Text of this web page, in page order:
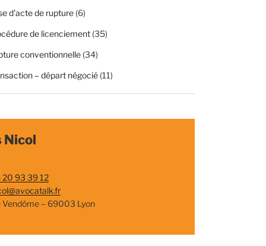
d'acte de rupture(6)
de licenciement(35)
conventionnelle(34)
– départ négocié(11)
Nicol
93 39 12
Vendôme – 69003 Lyon